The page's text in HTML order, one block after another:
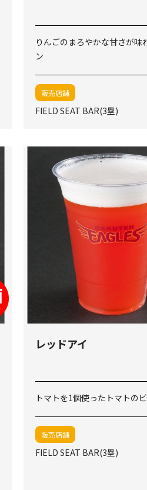
りんごのまろやかな甘さが味
ン
販売店舗
FIELD SEAT BAR(3塁)
レッドアイ
トマトを1個使ったトマトの
販売店舗
FIELD SEAT BAR(3塁)